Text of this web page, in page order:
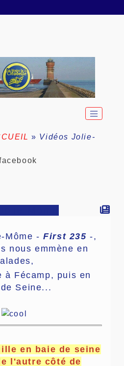
» Vidéos Jolie-
Môme -First 235 -,
nous emmène en
à Fécamp, puis en
Seine...
en baie de seine
l'autre côté de